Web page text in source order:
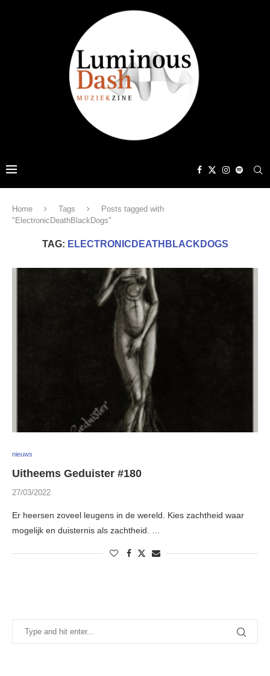
Home Tags
Posts tagged with
"ElectronicDeathBlackDogs"
TAG: ELECTRONICDEATHBLACKDOGS
nieuws
Uitheems Geduister #180
27/03/2022
Er heersen zoveel leugens in de wereld. Kies zachtheid waar
mogelijk en duisternis als zachtheid. …